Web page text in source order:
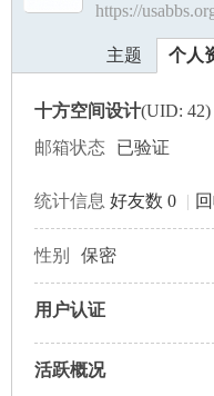
美› ›
https://
主题 个人
十方空间设计(UID: 42)
邮箱状态
已验证
统计信息 好友数 0 |
性别 保密
用户认证
活跃概况